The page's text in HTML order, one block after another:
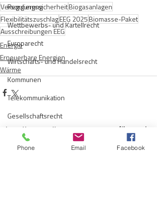
Regulierung
Wettbewerbs- und Kartellrecht
Europarecht
Wirtschafts- und Handelsrecht
Kommunen
Telekommunikation
Gesellschaftsrecht
E-Mobilität
Verwaltungsrecht
VersorgungssicherheitBiogasanlagen
FlexibilitätszuschlagEEG 2025Biomasse-Paket
Ausschreibungen EEG
Energie
Erneuerbare Energien
Wärme
Aktuelle Beiträge Alle ansehen
Phone Email Facebook